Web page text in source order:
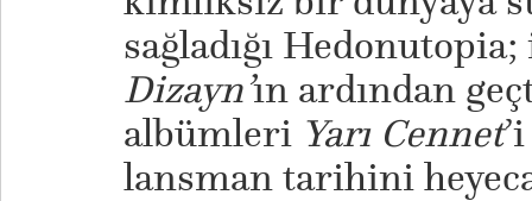
sağladığı
Dizayn’ın ardından
albümleri Yarı Cennet
lansman tarihini